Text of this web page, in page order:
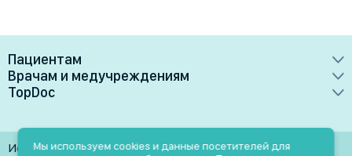
Пациентам
Врачи
Клиники
Лаборатории
Врачам и медучреждениям
Преимущества
Медучреждениям
TopDoc
Контакты
Использование материалов разрешено только при
Мы используем cookies и данные посетителей для